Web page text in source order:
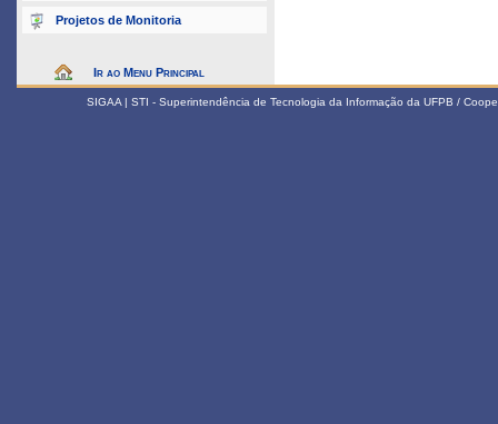
Projetos de Monitoria
Ir ao Menu Principal
SIGAA | STI - Superintendência de Tecnologia da Informação da UFPB /